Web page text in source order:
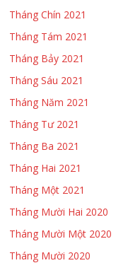
Tháng Chín 2021
Tháng Tám 2021
Tháng Bảy 2021
Tháng Sáu 2021
Tháng Năm 2021
Tháng Tư 2021
Tháng Ba 2021
Tháng Hai 2021
Tháng Một 2021
Tháng Mười Hai 2020
Tháng Mười Một 2020
Tháng Mười 2020